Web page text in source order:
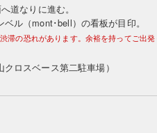
道なりに進む。
ル（mont･bell）の看板が目印。
滞の恐れがあります。余裕を持ってご出
ロスベース第二駐車場）